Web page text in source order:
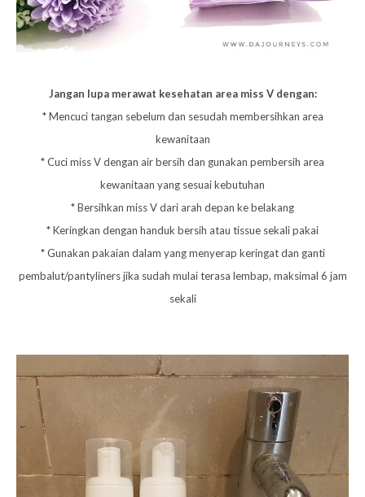
Jangan lupa merawat kesehatan area miss V dengan:
* Mencuci tangan sebelum dan sesudah membersihkan area
kewanitaan
* Cuci miss V dengan air bersih dan gunakan pembersih area
kewanitaan yang sesuai kebutuhan
* Bersihkan miss V dari arah depan ke belakang
* Keringkan dengan handuk bersih atau tissue sekali pakai
* Gunakan pakaian dalam yang menyerap keringat dan ganti
pembalut/pantyliners jika sudah mulai terasa lembap, maksimal 6 jam
sekali